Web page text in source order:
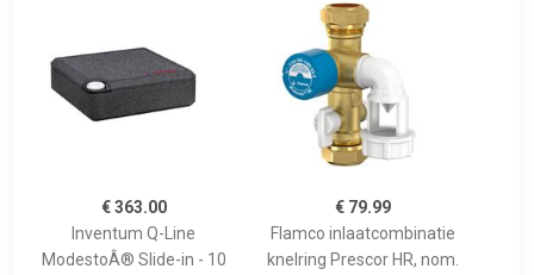
€ 363.00
Inventum Q-Line
ModestoÂ® Slide-in - 10
€ 79.99
Flamco inlaatcombinatie
knelring Prescor HR, nom.